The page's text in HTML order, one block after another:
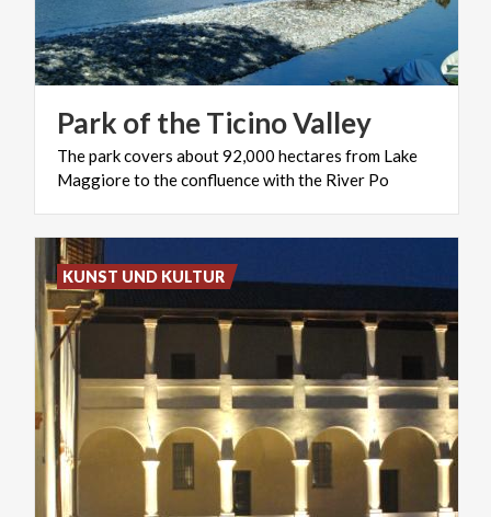
Park of theTicinoValley
Theparkcovers about92,000 hectares from Lake
Maggioreto theconfluencewiththe River Po
KUNST UND KULTUR